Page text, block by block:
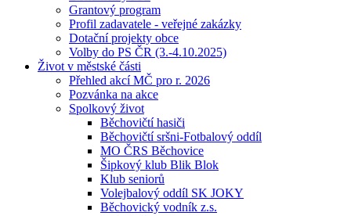
Grantový program
Profil zadavatele - veřejné zakázky
Dotační projekty obce
Volby do PS ČR (3.-4.10.2025)
Život v městské části
Přehled akcí MČ pro r. 2026
Pozvánka na akce
Spolkový život
Běchovičtí hasiči
Běchovičtí sršni-Fotbalový oddíl
MO ČRS Běchovice
Šipkový klub Blik Blok
Klub seniorů
Volejbalový oddíl SK JOKY
Běchovický vodník z.s.